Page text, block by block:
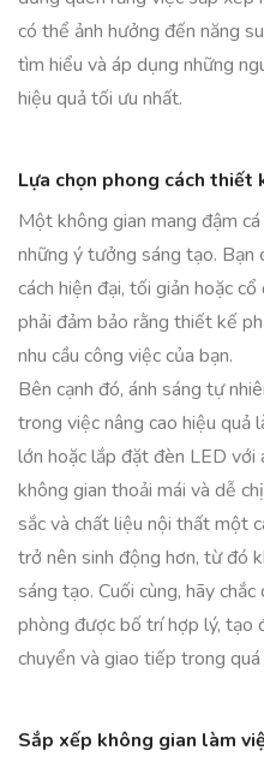
có thể ảnh hưởng đến năng
tìm hiểu và áp dụng những
hiệu quả tối ưu nhất.
Lựa chọn phong cách thiết
Một không gian mang đậm
những ý tưởng sáng tạo. Bạn
cách hiện đại, tối giản hoặc
phải đảm bảo rằng thiết kế
nhu cầu công việc của bạn.
Bên cạnh đó, ánh sáng tự
trong việc nâng cao hiệu quả
lớn hoặc lắp đặt đèn LED với
không gian thoải mái và dễ
sắc và chất liệu nội thất một
trở nên sinh động hơn, từ đó
sáng tạo. Cuối cùng, hãy
phòng được bố trí hợp lý, tạo
chuyển và giao tiếp trong
Sắp xếp không gian làm